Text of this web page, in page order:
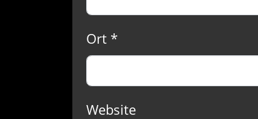
Ort *
Website